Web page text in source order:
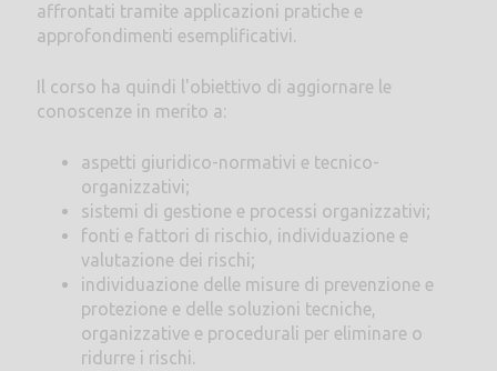
affrontati tramite applicazioni pratiche e
approfondimenti esemplificativi.
Il corso ha quindi l'obiettivo di aggiornare le
conoscenze in merito a:
aspetti giuridico-normativi e tecnico-
organizzativi;
sistemi di gestione e processi organizzativi;
fonti e fattori di rischio, individuazione e
valutazione dei rischi;
individuazione delle misure di prevenzione e
protezione e delle soluzioni tecniche,
organizzative e procedurali per eliminare o
ridurre i rischi.